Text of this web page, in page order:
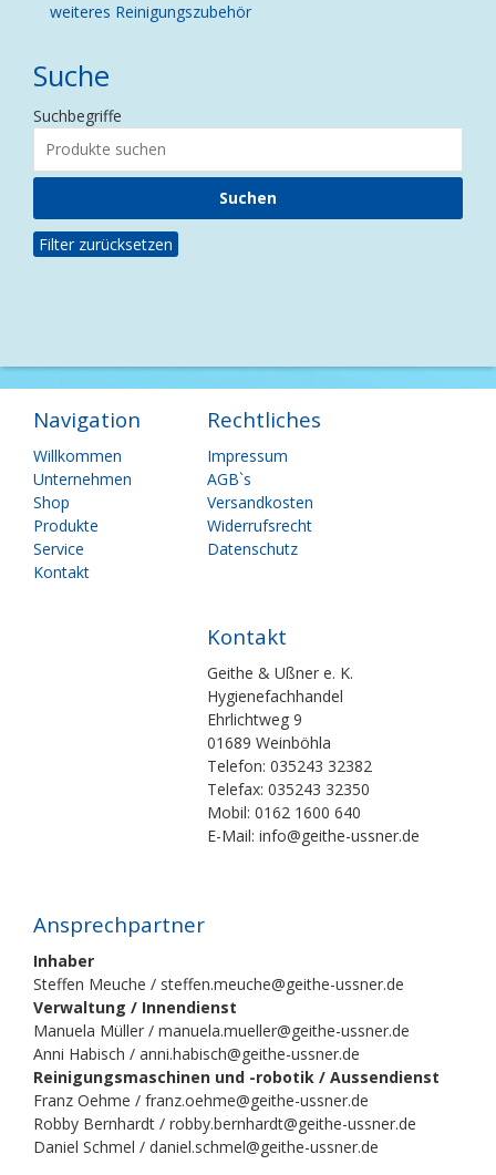
weiteres Reinigungszubehör
Suche
Suchbegriffe
Filter zurücksetzen
Navigation
Navigation
überspringen
Willkommen
Unternehmen
Shop
Produkte
Service
Kontakt
Rechtliches
Navigation
überspringen
Impressum
AGB`s
Versandkosten
Widerrufsrecht
Datenschutz
Kontakt
Geithe & Ußner e. K.
Hygienefachhandel
Ehrlichtweg 9
01689 Weinböhla
Telefon: 035243 32382
Telefax: 035243 32350
Mobil: 0162 1600 640
E-Mail: info@geithe-ussner.de
Ansprechpartner
Inhaber
Steffen Meuche / steffen.meuche@geithe-ussner.de
Verwaltung / Innendienst
Manuela Müller / manuela.mueller@geithe-ussner.de
Anni Habisch / anni.habisch@geithe-ussner.de
Reinigungsmaschinen und -robotik / Aussendienst
Franz Oehme / franz.oehme@geithe-ussner.de
Robby Bernhardt / robby.bernhardt@geithe-ussner.de
Daniel Schmel / daniel.schmel@geithe-ussner.de